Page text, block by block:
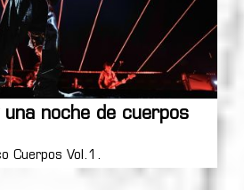
una noche de cuerpos
Cuerpos Vol.1.